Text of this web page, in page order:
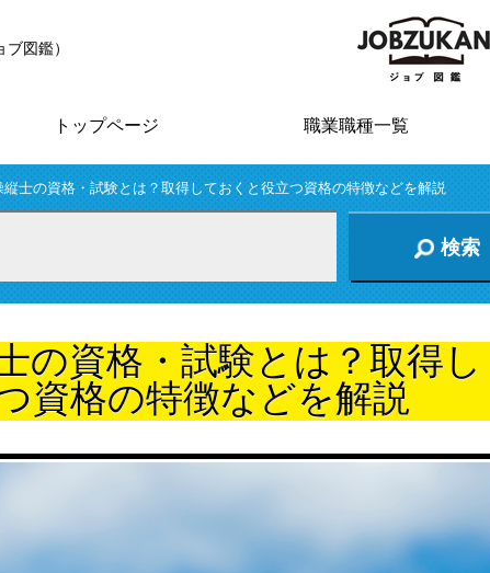
図鑑）
トップページ 職業職種一覧
縦士の資格・試験とは？取得しておくと役立つ資格の特徴などを解説
検索
の資格・試験とは？取得し
資格の特徴などを解説